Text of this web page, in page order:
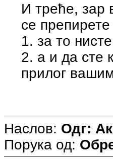
И треће, зар
се
1. за то
2. а и да сте
прилог
Наслов: Одг:
Порука од: